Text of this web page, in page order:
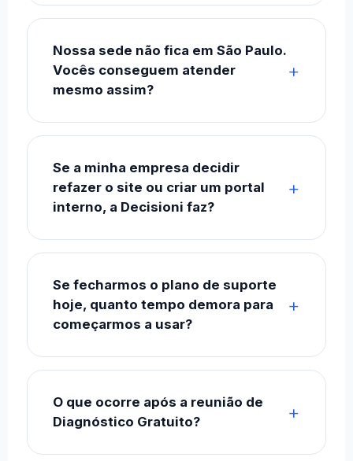
Nossa sede não fica em São Paulo.
Vocês conseguem atender
mesmo assim?
Se a minha empresa decidir
refazer o site ou criar um portal
interno, a Decisioni faz?
Se fecharmos o plano de suporte
hoje, quanto tempo demora para
começarmos a usar?
O que ocorre após a reunião de
Diagnóstico Gratuito?